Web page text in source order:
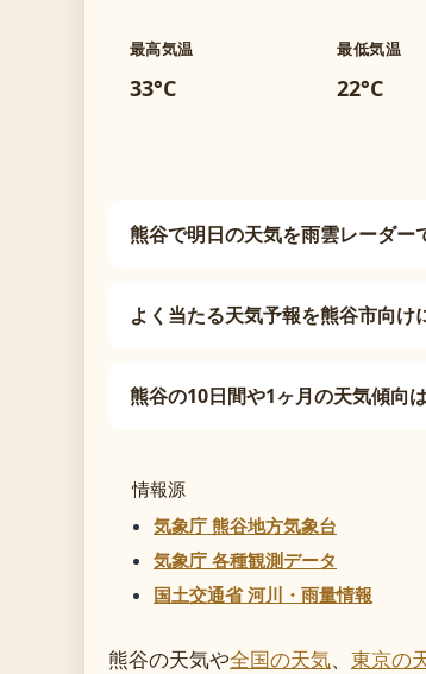
最高気温
33°C
最低気温
22°C
熊谷で明日の天気を雨雲レーダー
よく当たる天気予報を熊谷市向け
熊谷の10日間や1ヶ月の天気傾向
情報源
気象庁 熊谷地方気象台
気象庁 各種観測データ
国土交通省 河川・雨量情報
熊谷の天気や全国の天気、 東京の